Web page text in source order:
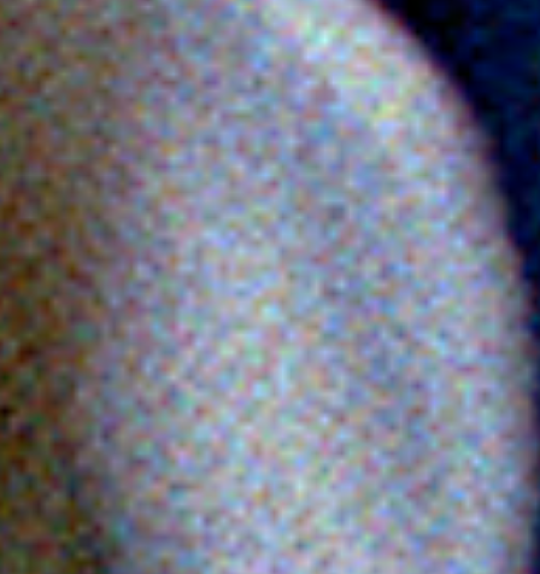
Newsletter
Allgemeine Anfrage
Rückruf
Hilfe